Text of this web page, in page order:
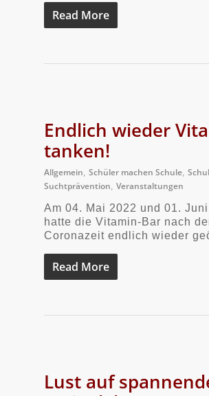
Read More
Endlich wieder
tanken!
Allgemein Schüler machen Schule
Suchtprävention Veranstaltungen
Am 04. Mai 2022 und 01.
hatte die Vitamin-Bar nach
Coronazeit endlich wieder
Read More
Lust auf